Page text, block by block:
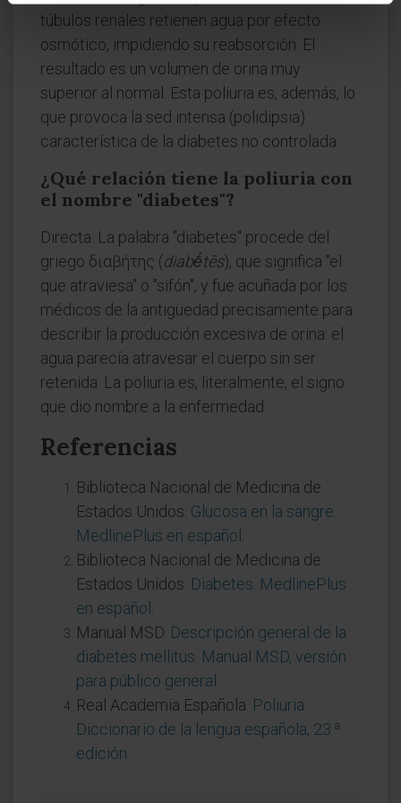
túbulos renales retienen agua por efecto
osmótico, impidiendo su reabsorción. El
resultado es un volumen de orina muy
superior al normal. Esta poliuria es, además, lo
que provoca la sed intensa (polidipsia)
característica de la diabetes no controlada.
¿Qué relación tiene la poliuria con
el nombre "diabetes"?
Directa. La palabra "diabetes" procede del
griego διαβήτης (diabḗtēs), que significa "el
que atraviesa" o "sifón", y fue acuñada por los
médicos de la antigüedad precisamente para
describir la producción excesiva de orina: el
agua parecía atravesar el cuerpo sin ser
retenida. La poliuria es, literalmente, el signo
que dio nombre a la enfermedad.
Referencias
Biblioteca Nacional de Medicina de
Estados Unidos. Glucosa en la sangre.
MedlinePlus en español
Biblioteca Nacional de Medicina de
Estados Unidos. Diabetes. MedlinePlus
en español
Manual MSD. Descripción general de la
diabetes mellitus. Manual MSD, versión
para público general
Real Academia Española. Poliuria.
Diccionario de la lengua española, 23.ª
edición